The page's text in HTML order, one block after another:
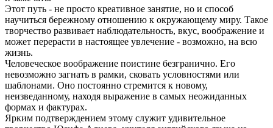
Этот путь - не просто креативное занятие, но и способ
научиться бережному отношению к окружающему миру. Такое
творчество развивает наблюдательность, вкус, воображение и
может перерасти в настоящее увлечение - возможно, на всю
жизнь.
Человеческое воображение поистине безгранично. Его
невозможно загнать в рамки, сковать условностями или
шаблонами. Оно постоянно стремится к новому,
неизведанному, находя выражение в самых неожиданных
формах и фактурах.
Ярким подтверждением этому служит удивительное